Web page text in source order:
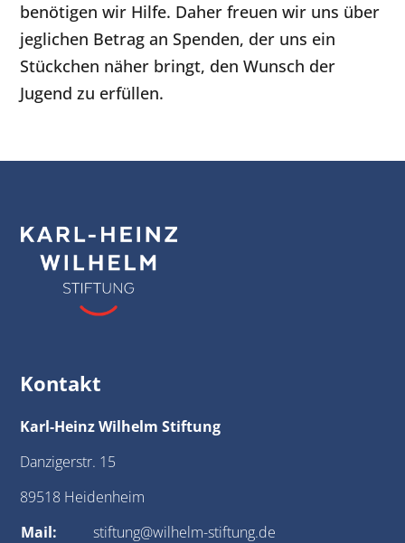
benötigen wir Hilfe. Daher freuen wir uns über
jeglichen Betrag an Spenden, der uns ein
Stückchen näher bringt, den Wunsch der
Jugend zu erfüllen.
Kontakt
Karl-Heinz Wilhelm Stiftung
Danzigerstr. 15
89518 Heidenheim
Mail:
stiftung@wilhelm-stiftung.de